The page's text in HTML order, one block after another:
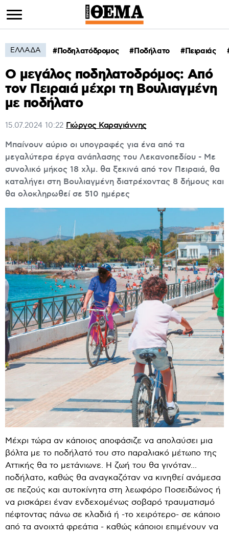
ΕΛΛΑΔΑ Ποδηλατόδρομος Ποδήλατο Πειραιάς
Ο μεγάλος ποδηλατοδρόμος: Aπό
τον Πειραιά μέχρι τη Βουλιαγμένη
με ποδήλατο
15.07.2024 10:22 Γιώργος Καραγιάννης
Μπαίνουν αύριο οι υπογραφές για ένα από τα
μεγαλύτερα έργα ανάπλασης του Λεκανοπεδίου - Με
συνολικό μήκος 18 χλμ. θα ξεκινά από τον Πειραιά, θα
καταλήγει στη Βουλιαγμένη διατρέχοντας 8 δήμους και
θα ολοκληρωθεί σε 510 ημέρες
Μέχρι τώρα αν κάποιος αποφάσιζε να απολαύσει μια
βόλτα με το ποδήλατό του στο παραλιακό μέτωπο της
Αττικής θα το μετάνιωνε. Η ζωή του θα γινόταν...
ποδήλατο, καθώς θα αναγκαζόταν να κινηθεί ανάμεσα
σε πεζούς και αυτοκίνητα στη λεωφόρο Ποσειδώνος ή
να ρισκάρει έναν ενδεχομένως σοβαρό τραυματισμό
πέφτοντας πάνω σε κλαδιά ή -το χειρότερο- σε κάποιο
από τα ανοιχτά φρεάτια - καθώς κάποιοι επιμένουν να